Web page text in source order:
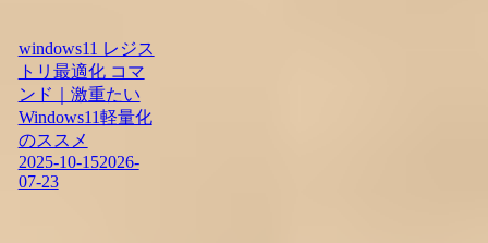
windows11 レジス
トリ最適化 コマ
ンド｜激重たい
Windows11軽量化
のススメ
2025-10-152026-
07-23